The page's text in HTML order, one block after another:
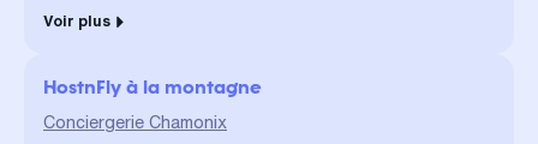
Voir plus
HostnFly à la montagne
Conciergerie Chamonix